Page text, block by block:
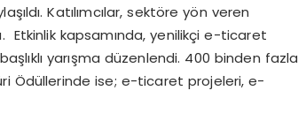
Katılımcılar, sektöre yön veren
Etkinlik kapsamında, yenilikçi e-ticaret
yarışma düzenlendi. 400 binden fazla
Ödüllerinde ise; e-ticaret projeleri, e-